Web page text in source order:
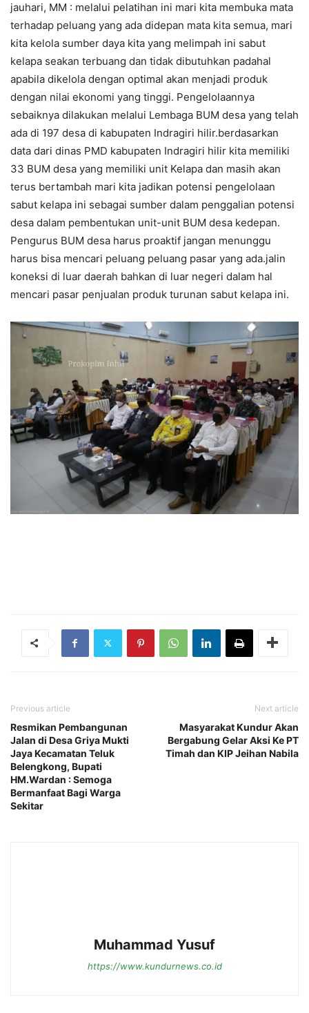
jauhari, MM : melalui pelatihan ini mari kita membuka mata
terhadap peluang yang ada didepan mata kita semua, mari
kita kelola sumber daya kita yang melimpah ini sabut
kelapa seakan terbuang dan tidak dibutuhkan padahal
apabila dikelola dengan optimal akan menjadi produk
dengan nilai ekonomi yang tinggi. Pengelolaannya
sebaiknya dilakukan melalui Lembaga BUM desa yang telah
ada di 197 desa di kabupaten Indragiri hilir.berdasarkan
data dari dinas PMD kabupaten Indragiri hilir kita memiliki
33 BUM desa yang memiliki unit Kelapa dan masih akan
terus bertambah mari kita jadikan potensi pengelolaan
sabut kelapa ini sebagai sumber dalam penggalian potensi
desa dalam pembentukan unit-unit BUM desa kedepan.
Pengurus BUM desa harus proaktif jangan menunggu
harus bisa mencari peluang peluang pasar yang ada.jalin
koneksi di luar daerah bahkan di luar negeri dalam hal
mencari pasar penjualan produk turunan sabut kelapa ini.
Previous article
Resmikan Pembangunan
Jalan di Desa Griya Mukti
Jaya Kecamatan Teluk
Belengkong, Bupati
HM.Wardan : Semoga
Bermanfaat Bagi Warga
Sekitar
Next article
Masyarakat Kundur Akan
Bergabung Gelar Aksi Ke PT
Timah dan KIP Jeihan Nabila
Muhammad Yusuf
https://www.kundurnews.co.id